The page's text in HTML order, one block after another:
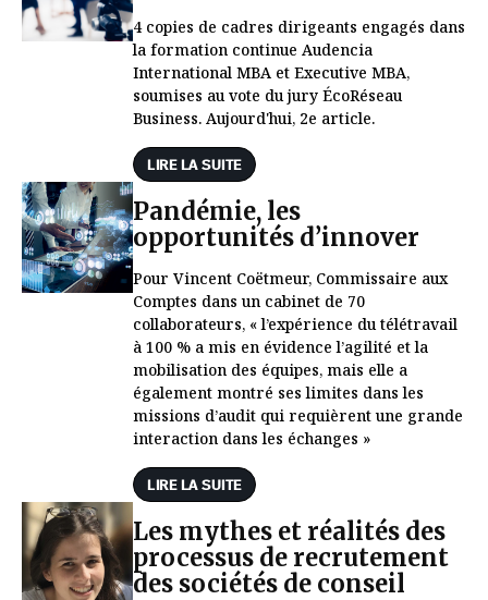
4 copies de cadres dirigeants engagés dans
la formation continue Audencia
International MBA et Executive MBA,
soumises au vote du jury ÉcoRéseau
Business. Aujourd'hui, 2e article.
LIRE LA SUITE
Pandémie, les
opportunités d’innover
Pour Vincent Coëtmeur, Commissaire aux
Comptes dans un cabinet de 70
collaborateurs, « l’expérience du télétravail
à 100 % a mis en évidence l’agilité et la
mobilisation des équipes, mais elle a
également montré ses limites dans les
missions d’audit qui requièrent une grande
interaction dans les échanges »
LIRE LA SUITE
Les mythes et réalités des
processus de recrutement
des sociétés de conseil